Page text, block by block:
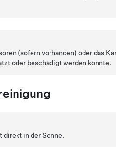
(sofern vorhanden) oder das
oder beschädigt werden könnte.
direkt in der Sonne.